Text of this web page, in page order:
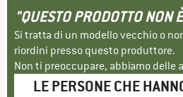
"QUESTO PRODOTTO
Si tratta di un modello vecchio o
riordini presso questo produttore.
Non ti preoccupare, abbiamo delle
LE PERSONE CHE